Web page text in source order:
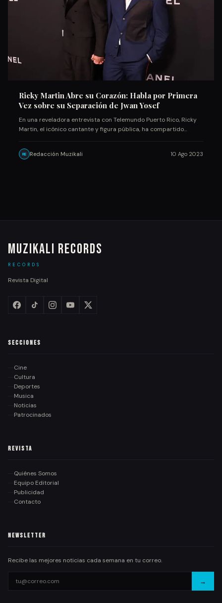
Ricky Martin Abre su Corazón: Habla por Primera
Vez sobre su Separación de Jwan Yosef
En una reveladora entrevista con Telemundo Puerto Rico, Ricky
Martin, el icónico cantante y figura pública, ha compartido…
RE Redacción Muzikali 10 Ago 2023
Muzikali Records
RECORDS
Revista Digital
Secciones
Cine
Cultura
Deportes
Musica
Noticias
Patrocinados
Revista
Quiénes Somos
Equipo Editorial
Publicidad
Contacto
Newsletter
Recibe las mejores noticias cada semana en tu correo.
→